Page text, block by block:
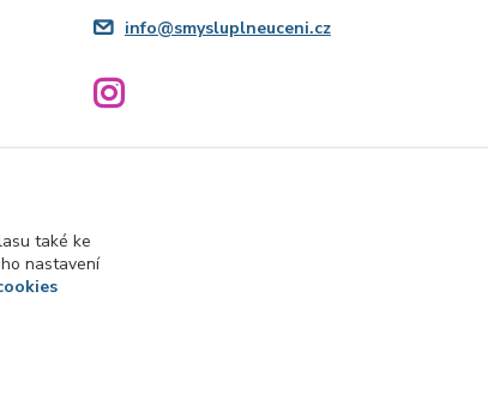
info@smysluplneuceni.cz
také ke
nastavení